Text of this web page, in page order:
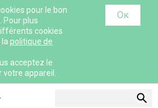
pour le bon
plus
cookies
politique de
acceptez le
appareil.
Ок